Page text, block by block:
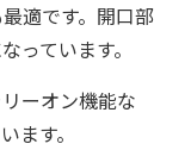
適です。開口部
っています。
ーオン機能な
ます。